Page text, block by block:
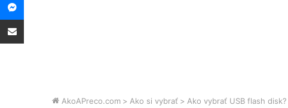
AkoAPreco.com > Ako si vybrať > Ako vybrať USB flash disk?
Share via Email